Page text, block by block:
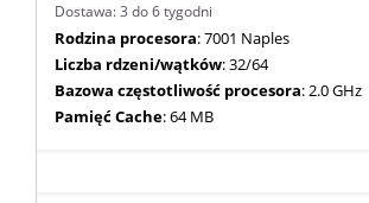
Dostawa: 3 do 6 tygodni
Rodzina procesora: 7001 Naples
Liczba rdzeni/wątków: 32/64
Bazowa częstotliwość procesora: 2.0 GHz
Pamięć Cache: 64 MB